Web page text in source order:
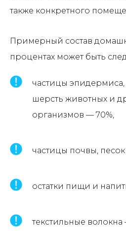
также конкретного
Примерный состав
процентах может быть
частицы
шерсть животных и
организмов — 70%,
частицы почвы, песок
остатки пищи и
текстильные волокна